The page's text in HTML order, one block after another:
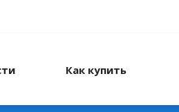
Как купить